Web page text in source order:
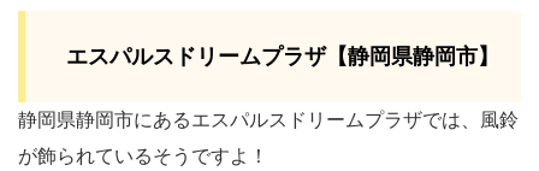
エスパルスドリームプラザ【静岡県静岡市】
静岡県静岡市にあるエスパルスドリームプラザでは、風鈴
が飾られているそうですよ！